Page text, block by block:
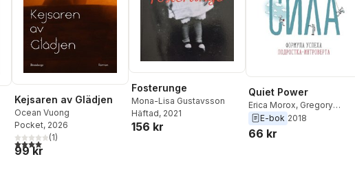
röster:
Kejsaren av Glädjen
Ocean Vuong
Pocket, 2026
4,0utav 5 stjärnor. Totalt antal röster:
(1)
99 kr
Fosterunge
Mona-Lisa Gustavsson
Häftad, 2021
156 kr
Quiet Power
Erica Morox, Gregory
Mone,Susan Cain
E-bok 2018
66 kr